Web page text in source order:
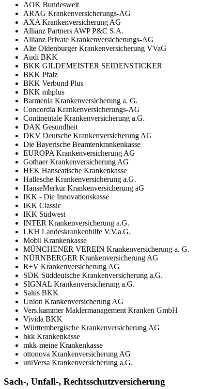
AOK Bundesweit
ARAG Krankenversicherungs-AG
AXA Krankenversicherung AG
Allianz Partners AWP P&C S.A.
Allianz Private Krankenversicherungs-AG
Alte Oldenburger Krankenversicherung VVaG
Audi BKK
BKK GILDEMEISTER SEIDENSTICKER
BKK Pfalz
BKK Verbund Plus
BKK mhplus
Barmenia Krankenversicherung a. G.
Concordia Krankenversicherungs-AG
Continentale Krankenversicherung a.G.
DAK Gesundheit
DKV Deutsche Krankenversicherung AG
Die Bayerische Beamtenkrankenkasse
EUROPA Krankenversicherung AG
Gothaer Krankenversicherung AG
HEK Hanseatische Krankenkasse
Hallesche Krankenversicherung a.G.
HanseMerkur Krankenversicherung aG
IKK - Die Innovationskasse
IKK Classic
IKK Südwest
INTER Krankenversicherung a.G.
LKH Landeskrankenhilfe V.V.a.G.
Mobil Krankenkasse
MÜNCHENER VEREIN Krankenversicherung a. G.
NÜRNBERGER Krankenversicherung AG
R+V Krankenversicherung AG
SDK Süddeutsche Krankenversicherung a.G.
SIGNAL Krankenversicherung a.G.
Salus BKK
Union Krankenversicherung AG
Vers.kammer Maklermanagement Kranken GmbH
Vivida BKK
Württembergische Krankenversicherung AG
hkk Krankenkasse
mkk-meine Krankenkasse
ottonova Krankenversicherung AG
uniVersa Krankenversicherung a.G.
Sach-, Unfall-, Rechtsschutzversicherung